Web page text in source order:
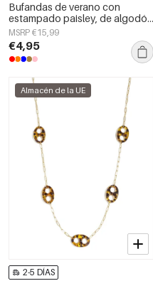
Bufandas de verano con
estampado paisley, de algodón
clásico, accesorios para el día a
día.
MSRP €15,99
€4,95
Almacén de la UE
2-5 DÍAS